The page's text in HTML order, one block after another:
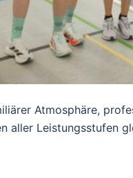
Atmosphäre,
aller Leistungsstufen